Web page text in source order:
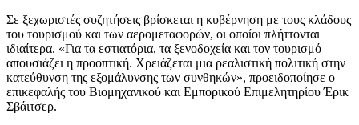
Σε ξεχωριστές συζητήσεις βρίσκεται η κυβέρνηση με τους κλάδους
του τουρισμού και των αερομεταφορών, οι οποίοι πλήττονται
ιδιαίτερα. «Για τα εστιατόρια, τα ξενοδοχεία και τον τουρισμό
απουσιάζει η προοπτική. Χρειάζεται μια ρεαλιστική πολιτική στην
κατεύθυνση της εξομάλυνσης των συνθηκών», προειδοποίησε ο
επικεφαλής του Βιομηχανικού και Εμπορικού Επιμελητηρίου Έρικ
Σβάιτσερ.